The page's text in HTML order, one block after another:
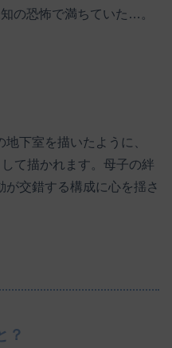
の恐怖で満ちていた…。
地下室を描いたように、
して描かれます。母子の絆
交錯する構成に心を揺さ
？